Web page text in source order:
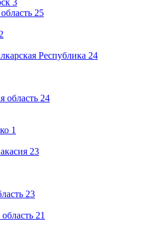
3
25
2
Республика 24
область 24
1
23
23
21